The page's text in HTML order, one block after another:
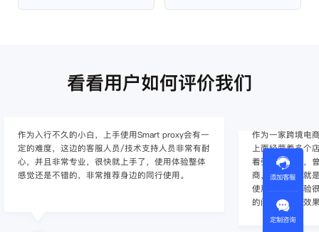
看看用户如何评价我们
作为入行不久的小白，上手使用Smart proxy会有一
定的难度，这边的客服人员/技术支持人员非常有耐
心，并且非常专业，很快就上手了，使用体验整体
感觉还是不错的，非常推荐身边的同行使用。
作为一家跨境电
上面经营着多个
着强烈的需求，
商，不是断网就
使用效果，体验
的问题，使用效
添加客服
定制咨询